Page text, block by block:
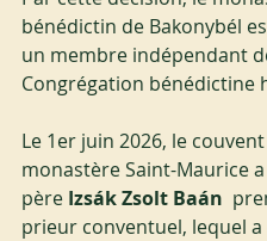
bénédictin de Bakonybél
un membre indépendant
Congrégation bénédictine
Le 1er juin 2026, le
monastère Saint-Maurice
père Izsák Zsolt Baán
prieur conventuel, lequel a